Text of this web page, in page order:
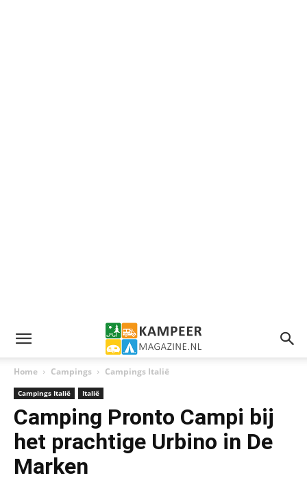
Home Campings Campings Italië
Campings Italië Italië
Camping Pronto Campi bij
het prachtige Urbino in De
Marken